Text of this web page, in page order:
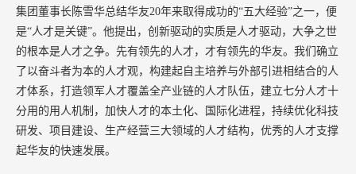
集团董事长陈雪华总结华友20年来取得成功的“五大经验”之一，便
是“人才是关键”。他提出，创新驱动的实质是人才驱动，大争之世
的根本是人才之争。先有领先的人才，才有领先的华友。我们确立
了以奋斗者为本的人才观，构建起自主培养与外部引进相结合的人
才体系，打造领军人才覆盖全产业链的人才队伍，建立七分人才十
分用的用人机制，加快人才的本土化、国际化进程，持续优化科技
研发、项目建设、生产经营三大领域的人才结构，优秀的人才支撑
起华友的快速发展。